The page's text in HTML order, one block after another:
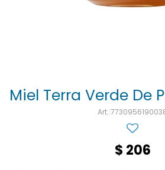
Miel Terra Verde De
$ 206
Infecciones
Test de autodiagnóstico
Salud sexual y reproductiva
Suero